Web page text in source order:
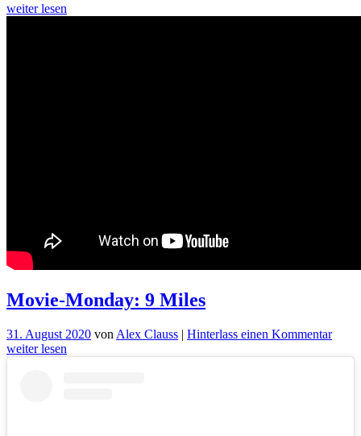
weiter lesen
Movie-Monday: 9 Miles
31. August 2020 von Alex Clauss | Hinterlass einen Kommentarfür
weiter lesen